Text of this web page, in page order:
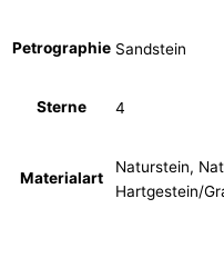
Petrographie Sandstein
Sterne 4
Materialart
Naturstein,
Hartgestein/